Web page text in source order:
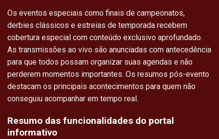
Os eventos especiais como finais de campeonatos,
derbies clássicos e estreias de temporada recebem
cobertura especial com conteúdo exclusivo aprofundado.
As transmissões ao vivo são anunciadas com antecedência
para que todos possam organizar suas agendas e não
perderem momentos importantes. Os resumos pós-evento
destacam os principais acontecimentos para quem não
conseguiu acompanhar em tempo real.
Resumo das funcionalidades do portal
informativo